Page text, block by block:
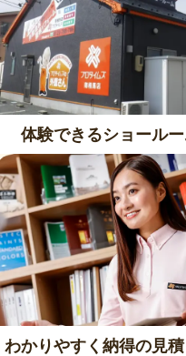
体験できるショール
わかりやすく納得の見積